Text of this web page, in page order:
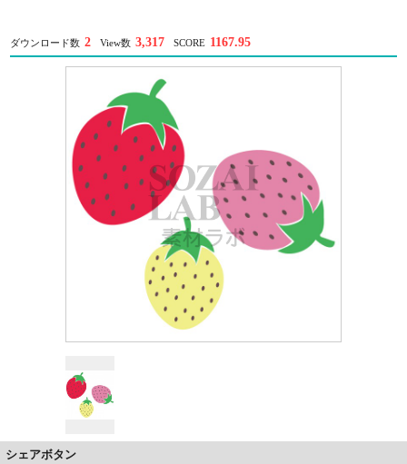
ダウンロード数 2 View数 3,317 SCORE 1167.95
シェアボタン